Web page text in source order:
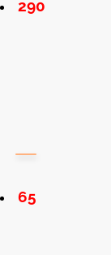
290
65